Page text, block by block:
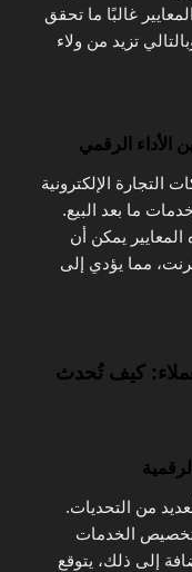
غالبًا ما تحقق
تزيد من ولاء
الإلكترونية
وخدمات ما بعد البيع.
يمكن أن
مما يؤدي إلى
كيف تُحدث
من التحديات.
الخدمات
إلى ذلك، يتوقع